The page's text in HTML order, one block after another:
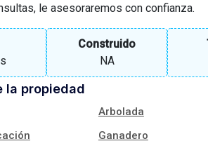
le asesoraremos con confianza.
Construido
NA
la propiedad
Arbolada
Ganadero